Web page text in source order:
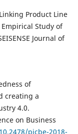
Product Line
Study of
Journal of
of
creating a
4.0.
on Business
picbe-2018-